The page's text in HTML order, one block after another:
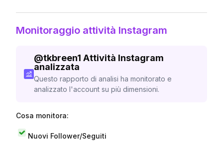
Monitoraggio attività Instagram
@tkbreen1 Attività Instagram
analizzata
Questo rapporto di analisi ha monitorato e
analizzato l'account su più dimensioni.
Cosa monitora:
Nuovi Follower/Seguiti